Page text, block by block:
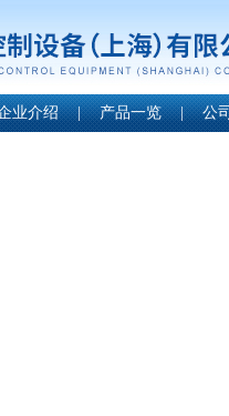
业介绍 | 产品一览 | 公